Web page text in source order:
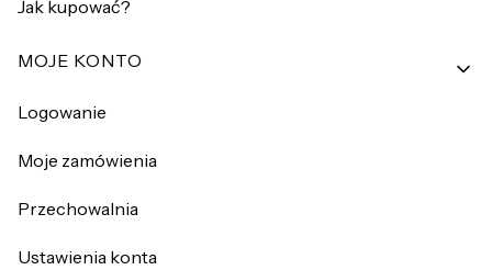
Jak kupować?
MOJE KONTO
Logowanie
Moje zamówienia
Przechowalnia
Ustawienia konta